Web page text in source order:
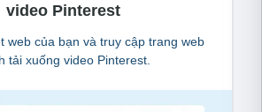
video Pinterest
web của bạn và truy cập trang web
tải xuống video Pinterest.